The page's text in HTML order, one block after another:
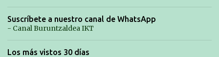
Suscríbete a nuestro canal de WhatsApp
- Canal Buruntzaldea IKT
Los más vistos 30 días